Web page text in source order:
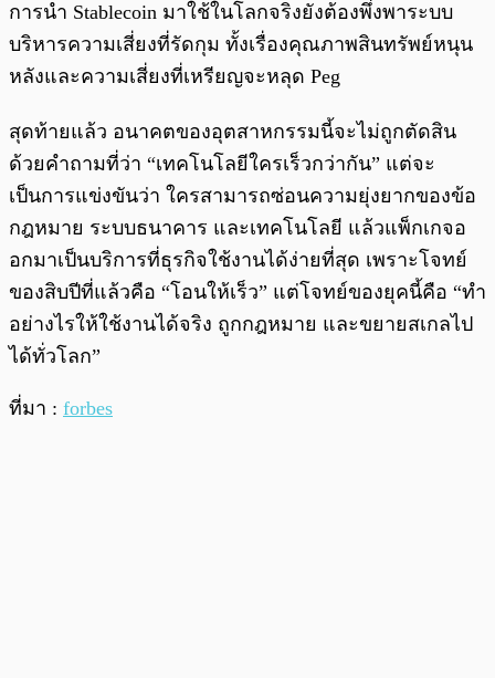
การนำ Stablecoin มาใช้ในโลกจริงยังต้องพึ่งพาระบบ
บริหารความเสี่ยงที่รัดกุม ทั้งเรื่องคุณภาพสินทรัพย์หนุน
หลังและความเสี่ยงที่เหรียญจะหลุด Peg
สุดท้ายแล้ว อนาคตของอุตสาหกรรมนี้จะไม่ถูกตัดสิน
ด้วยคำถามที่ว่า “เทคโนโลยีใครเร็วกว่ากัน” แต่จะ
เป็นการแข่งขันว่า ใครสามารถซ่อนความยุ่งยากของข้อ
กฎหมาย ระบบธนาคาร และเทคโนโลยี แล้วแพ็กเกจอ
อกมาเป็นบริการที่ธุรกิจใช้งานได้ง่ายที่สุด เพราะโจทย์
ของสิบปีที่แล้วคือ “โอนให้เร็ว” แต่โจทย์ของยุคนี้คือ “ทำ
อย่างไรให้ใช้งานได้จริง ถูกกฎหมาย และขยายสเกลไป
ได้ทั่วโลก”
ที่มา : forbes